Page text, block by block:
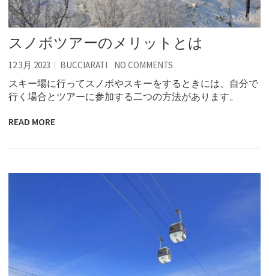
スノボツアーのメリットとは
12 3月 2023 BUCCIARATI NO COMMENTS
スキー場に行ってスノボやスキーをするときには、自分で
行く場合とツアーに参加する二つの方法があります。
READ MORE